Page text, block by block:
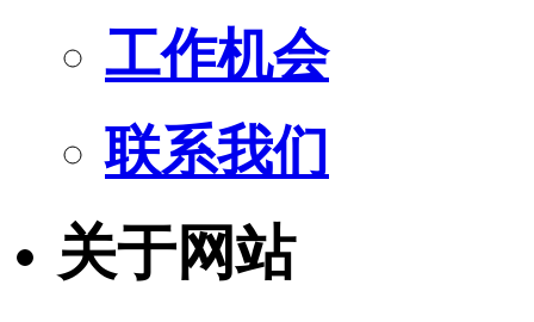
工作机会
联系我们
关于网站